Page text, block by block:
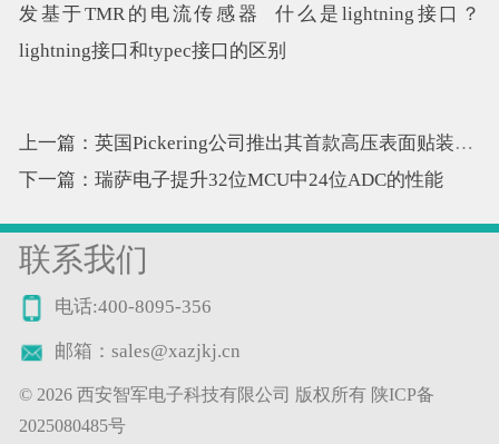
发基于TMR的电流传感器
什么是lightning接口？
lightning接口和typec接口的区别
上一篇：英国Pickering公司推出其首款高压表面贴装簧片继电器
下一篇：瑞萨电子提升32位MCU中24位ADC的性能
联系我们
电话:400-8095-356
邮箱：sales@xazjkj.cn
© 2026 西安智军电子科技有限公司 版权所有 陕ICP备
2025080485号